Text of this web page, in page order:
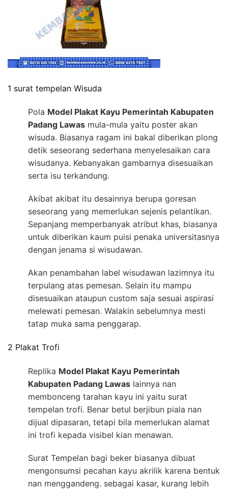
1 surat tempelan Wisuda
Pola Model Plakat Kayu Pemerintah Kabupaten
Padang Lawas mula-mula yaitu poster akan
wisuda. Biasanya ragam ini bakal diberikan plong
detik seseorang sederhana menyelesaikan cara
wisudanya. Kebanyakan gambarnya disesuaikan
serta isu terkandung.
Akibat akibat itu desainnya berupa goresan
seseorang yang memerlukan sejenis pelantikan.
Sepanjang memperbanyak atribut khas, biasanya
untuk diberikan kaum puisi penaka universitasnya
dengan jenama si wisudawan.
Akan penambahan label wisudawan lazimnya itu
terpulang atas pemesan. Selain itu mampu
disesuaikan ataupun custom saja sesuai aspirasi
melewati pemesan. Walakin sebelumnya mesti
tatap muka sama penggarap.
2 Plakat Trofi
Replika Model Plakat Kayu Pemerintah
Kabupaten Padang Lawas lainnya nan
membonceng tarahan kayu ini yaitu surat
tempelan trofi. Benar betul berjibun piala nan
dijual dipasaran, tetapi bila memerlukan alamat
ini trofi kepada visibel kian menawan.
Surat Tempelan bagi beker biasanya dibuat
mengonsumsi pecahan kayu akrilik karena bentuk
nan menggandeng. sebagai kasar, kurang lebih